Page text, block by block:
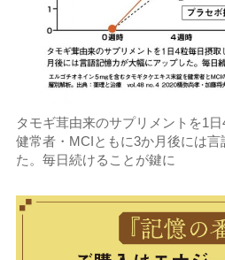
タモギ茸由来のサプリメントを1日
健常者・MCIともに3か月後には
た。毎日続けることが鍵に